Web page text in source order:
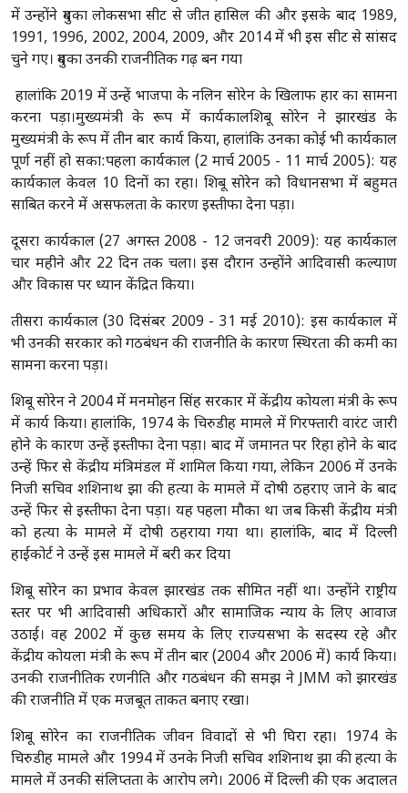
में उन्होंने दुमका लोकसभा सीट से जीत हासिल की और इसके बाद 1989,
1991, 1996, 2002, 2004, 2009, और 2014 में भी इस सीट से सांसद
चुने गए। दुमका उनकी राजनीतिक गढ़ बन गया
हालांकि 2019 में उन्हें भाजपा के नलिन सोरेन के खिलाफ हार का सामना
करना पड़ा।मुख्यमंत्री के रूप में कार्यकालशिबू सोरेन ने झारखंड के
मुख्यमंत्री के रूप में तीन बार कार्य किया, हालांकि उनका कोई भी कार्यकाल
पूर्ण नहीं हो सका:पहला कार्यकाल (2 मार्च 2005 - 11 मार्च 2005): यह
कार्यकाल केवल 10 दिनों का रहा। शिबू सोरेन को विधानसभा में बहुमत
साबित करने में असफलता के कारण इस्तीफा देना पड़ा।
दूसरा कार्यकाल (27 अगस्त 2008 - 12 जनवरी 2009): यह कार्यकाल
चार महीने और 22 दिन तक चला। इस दौरान उन्होंने आदिवासी कल्याण
और विकास पर ध्यान केंद्रित किया।
तीसरा कार्यकाल (30 दिसंबर 2009 - 31 मई 2010): इस कार्यकाल में
भी उनकी सरकार को गठबंधन की राजनीति के कारण स्थिरता की कमी का
सामना करना पड़ा।
शिबू सोरेन ने 2004 में मनमोहन सिंह सरकार में केंद्रीय कोयला मंत्री के रूप
में कार्य किया। हालांकि, 1974 के चिरुडीह मामले में गिरफ्तारी वारंट जारी
होने के कारण उन्हें इस्तीफा देना पड़ा। बाद में जमानत पर रिहा होने के बाद
उन्हें फिर से केंद्रीय मंत्रिमंडल में शामिल किया गया, लेकिन 2006 में उनके
निजी सचिव शशिनाथ झा की हत्या के मामले में दोषी ठहराए जाने के बाद
उन्हें फिर से इस्तीफा देना पड़ा। यह पहला मौका था जब किसी केंद्रीय मंत्री
को हत्या के मामले में दोषी ठहराया गया था। हालांकि, बाद में दिल्ली
हाईकोर्ट ने उन्हें इस मामले में बरी कर दिया
शिबू सोरेन का प्रभाव केवल झारखंड तक सीमित नहीं था। उन्होंने राष्ट्रीय
स्तर पर भी आदिवासी अधिकारों और सामाजिक न्याय के लिए आवाज
उठाई। वह 2002 में कुछ समय के लिए राज्यसभा के सदस्य रहे और
केंद्रीय कोयला मंत्री के रूप में तीन बार (2004 और 2006 में) कार्य किया।
उनकी राजनीतिक रणनीति और गठबंधन की समझ ने JMM को झारखंड
की राजनीति में एक मजबूत ताकत बनाए रखा।
शिबू सोरेन का राजनीतिक जीवन विवादों से भी घिरा रहा। 1974 के
चिरुडीह मामले और 1994 में उनके निजी सचिव शशिनाथ झा की हत्या के
मामले में उनकी संलिप्तता के आरोप लगे। 2006 में दिल्ली की एक अदालत